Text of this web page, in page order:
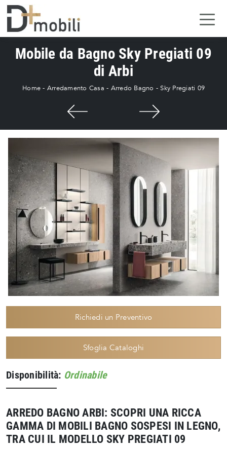
Mobile da Bagno Sky Pregiati 09
di Arbi
Home - Arredamento Casa - Arredo Bagno - Sky Pregiati 09
Richiedi un Preventivo
Sfoglia Cataloghi
Disponibilità: Ordinabile
ARREDO BAGNO ARBI: SCOPRI UNA RICCA
GAMMA DI MOBILI BAGNO SOSPESI IN LEGNO,
TRA CUI IL MODELLO SKY PREGIATI 09